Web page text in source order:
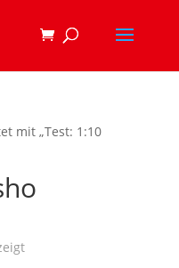
mit „Test: 1:10